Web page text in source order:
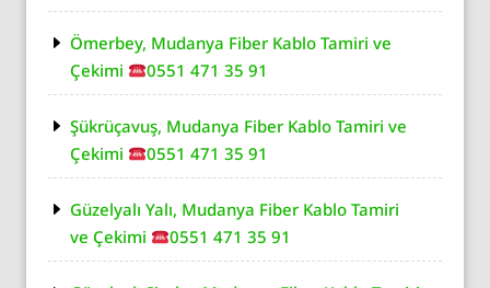
Ömerbey, Mudanya Fiber Kablo Tamiri ve
Çekimi
0551 471 35 91
Şükrüçavuş, Mudanya Fiber Kablo Tamiri ve
Çekimi
0551 471 35 91
Güzelyalı Yalı, Mudanya Fiber Kablo Tamiri
ve Çekimi
0551 471 35 91